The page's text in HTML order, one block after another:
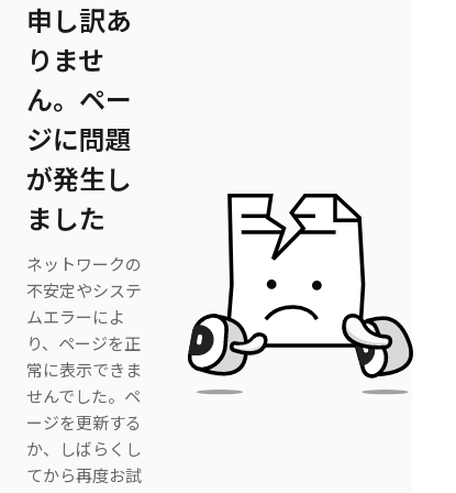
申し訳あ
りませ
ん。ペー
ジに問題
が発生し
ました
ネットワークの
不安定やシステ
ムエラーによ
り、ページを正
常に表示できま
せんでした。ペ
ージを更新する
か、しばらくし
てから再度お試